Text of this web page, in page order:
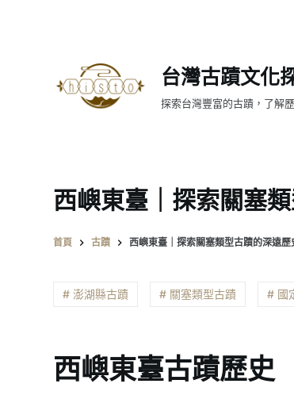
台灣古蹟文化
探索台灣豐富的古蹟，了解
西嶼東臺｜探索關塞
首頁 古蹟 西嶼東臺｜探索關塞類型古蹟的深遠歷
# 澎湖縣古蹟 # 關塞類型古蹟 # 國
西嶼東臺古蹟歷史